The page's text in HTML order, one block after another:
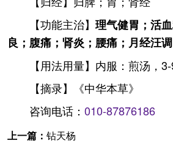
【功能主治】 理气健胃；活
良；腹痛；肾炎；腰痛；月经汪调
【用法用量】内服：煎汤，
【摘录】《中华本草》
咨询电话： 010-87876186
上一篇： 钻天杨